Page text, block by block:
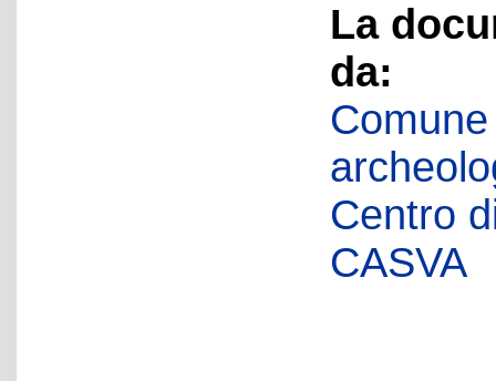
La
da:
Centro
CASVA